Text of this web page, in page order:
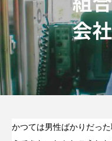
かつては男性ばかりだっ